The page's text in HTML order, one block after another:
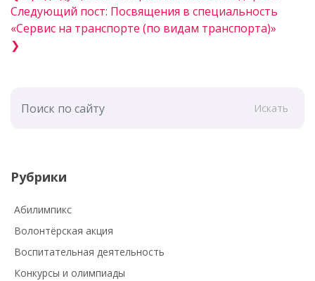
Следующий пост: Посвящения в специальность
«Сервис на транспорте (по видам транспорта)»
❯
Искать
Рубрики
Абилимпикс
Волонтёрская акция
Воспитательная деятельность
Конкурсы и олимпиады